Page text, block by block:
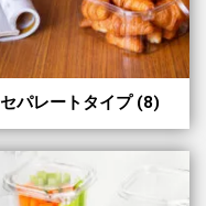
セパレートタイプ (8)